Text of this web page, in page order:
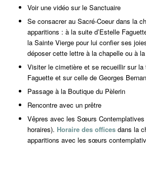
Voir une vidéo sur le Sanctuaire
Se consacrer au Sacré-Coeur dans la
apparitions : à la suite d’Estelle
la Sainte Viergepour lui confier ses
déposer cette lettre à la chapelle ou à
Visiter le cimetière et se recueillir sur la
Faguette et sur celle de Georges
Passage à la Boutique du Pèlerin
Rencontre avec un prêtre
Vêpres avec les Sœurs
horaires). Horaire des officesdans la
apparitions avec les sœurs